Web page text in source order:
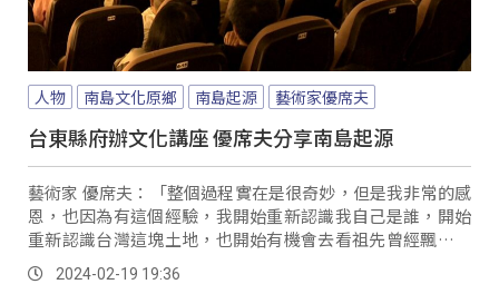
人物 南島文化原鄉 南島起源 藝術家優席夫
台東縣府辦文化講座 優席夫分享南島起源
藝術家 優席夫：「整個過程實在是很奇妙，但是我非常的感
恩，也因為有這個經驗，我開始重新認識我自己是誰，開始
重新認識台灣這塊土地，也開始有機會去看祖先曾經飄洋到
這麼遙遠的地方，各位，到紐西蘭耶。
2024-02-19 19:36